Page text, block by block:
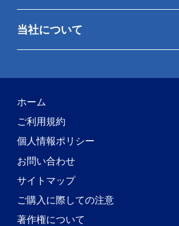
当社について
ホーム
ご利用規約
個人情報ポリシー
お問い合わせ
サイトマップ
ご購入に際しての注意
著作権について